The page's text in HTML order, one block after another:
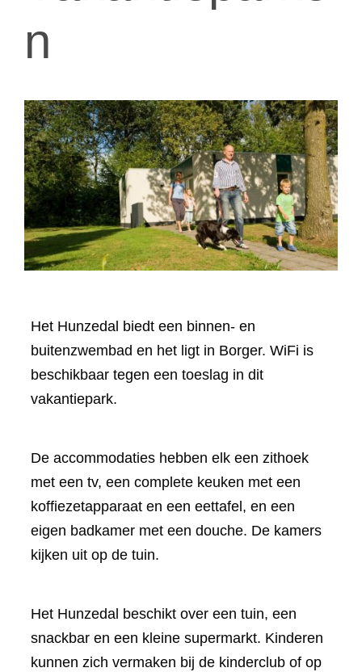
n
Het Hunzedal biedt een binnen- en
buitenzwembad en het ligt in Borger. WiFi is
beschikbaar tegen een toeslag in dit
vakantiepark.
De accommodaties hebben elk een zithoek
met een tv, een complete keuken met een
koffiezetapparaat en een eettafel, en een
eigen badkamer met een douche. De kamers
kijken uit op de tuin.
Het Hunzedal beschikt over een tuin, een
snackbar en een kleine supermarkt. Kinderen
kunnen zich vermaken bij de kinderclub of op